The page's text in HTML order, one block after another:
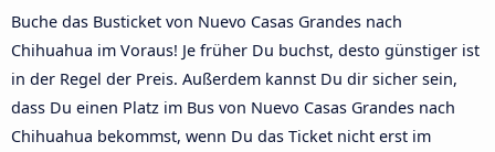
Buche das Busticket von Nuevo Casas Grandes nach
Chihuahua im Voraus! Je früher Du buchst, desto günstiger ist
in der Regel der Preis. Außerdem kannst Du dir sicher sein,
dass Du einen Platz im Bus von Nuevo Casas Grandes nach
Chihuahua bekommst, wenn Du das Ticket nicht erst im